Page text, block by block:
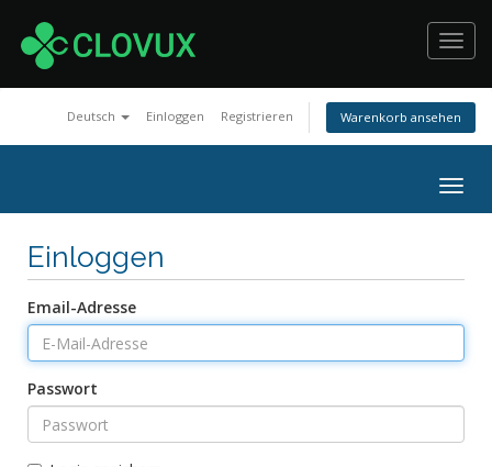
Deutsch Einloggen Registrieren Warenkorb ansehen
Einloggen
Email-Adresse
Passwort